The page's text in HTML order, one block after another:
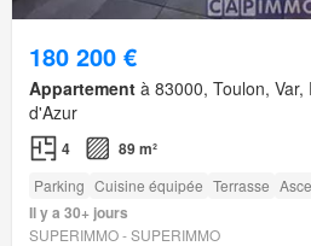
180 200 €
Appartement à 83000, Toulon,
d'Azur
4 89 m²
Parking Cuisine équipée Terrasse
Il y a 30+ jours
SUPERIMMO - SUPERIMMO